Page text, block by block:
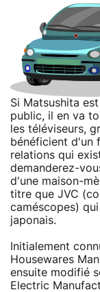
Si Matsushita
public, il en va
les téléviseurs,
bénéficient d'un
relations qui
demanderez-
d'une maison-
titre que JVC
caméscopes)
japonais.
Initialement
Housewares
ensuite modifié
Electric